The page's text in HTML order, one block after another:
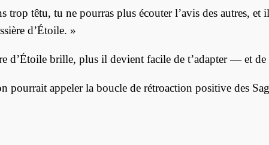
trop têtu, tu ne pourras plus écouter l’avis des autres,
d’Étoile. »
d’Étoile brille, plus il devient facile de t’adapter — et
pourrait appeler la boucle de rétroaction positive des